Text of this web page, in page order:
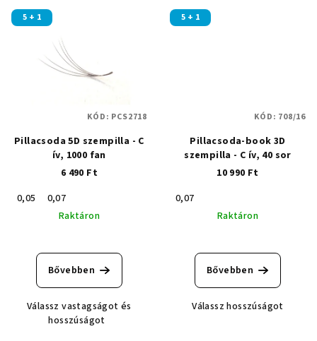
5 + 1
Pillacsoda 5D szempilla - C
ív, 1000 fan
6 490 Ft
0,05
0,07
Raktáron
termék
átlagos
értékelése
ből
5,0
Bővebben
Válassz vastagságot és
hosszúságot
KÓD: PCS2718
5 + 1
Pillacsoda-book 3D
szempilla - C ív, 40 sor
10 990 Ft
0,07
Raktáron
Bővebben
Válassz hosszúságot
KÓD: 708/16